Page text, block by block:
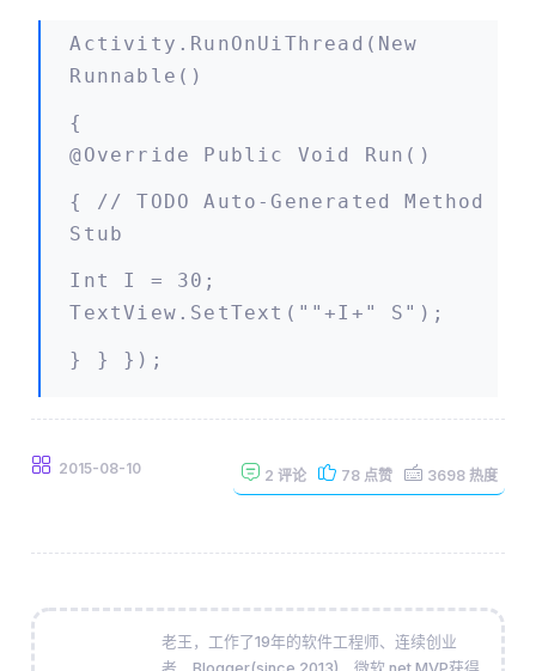
Activity.runOnUiThread(new
Runnable()
{
@Override Public Void Run()
{ // TODO Auto-Generated Method
Stub
Int I = 30;
TextView.setText(""+i+" S");
} } });
2015-08-10 2 评论 78 点赞 3698 热度
老王，工作了19年的软件工程师、连续创业